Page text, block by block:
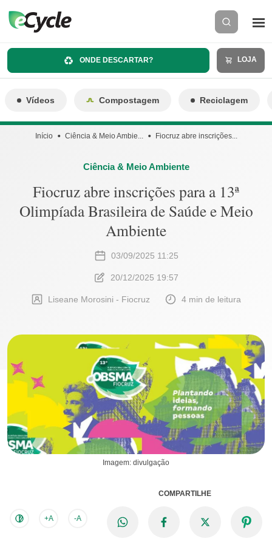
ONDE DESCARTAR? LOJA
Vídeos Compostagem Reciclagem
Início Ciência & Meio Ambie... Fiocruz abre inscrições...
Ciência & Meio Ambiente
Fiocruz abre inscrições para a 13ª
Olimpíada Brasileira de Saúde e Meio
Ambiente
03/09/2025 11:25
20/12/2025 19:57
Liseane Morosini - Fiocruz 4 min de leitura
Imagem: divulgação
+A -A
COMPARTILHE